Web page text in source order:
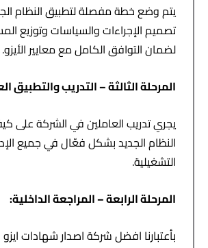
يتم وضع خطة مفصلة لتطبيق النظام
تصميم الإجراءات والسياسات وتوزيع
لضمان التوافق الكامل مع معايير الأيزو.
المرحلة الثالثة – التدريب والتطبيق
يجري تدريب العاملين في الشركة على
النظام الجديد بشكل فعّال في جميع
التشغيلية.
المرحلة الرابعة – المراجعة الداخلية:
بأعتبارنا افضل شركة اصدار شهادات